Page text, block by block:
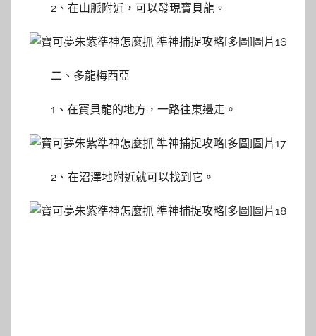
2、在山脈附近，可以發現寶貝龍。
二、多龍梅西亞
1、在寶貝龍的地方，一路往東邊走。
2、在沼澤地附近就可以找到它。